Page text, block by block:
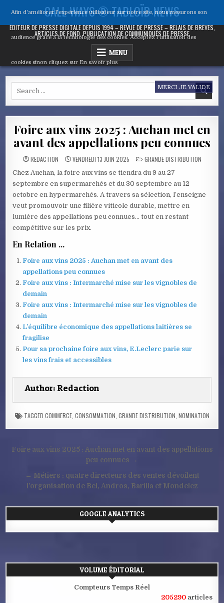
content
CALL WAYS ® TABLOÏD NEWS
ÉDITEUR DE PRESSE DIGITALE DEPUIS 1994 – REVUE DE PRESSE – RELAIS DE BRÈVES,
ARTICLES DE FOND, PUBLICATION DE COMMUNIQUÉS DE PRESSE
MENU
Foire aux vins 2025 : Auchan met en
avant des appellations peu connues
REDACTION VENDREDI 13 JUIN 2025 POSTED
IN
GRANDE DISTRIBUTION
Chez Auchan, la foire aux vins se tiendra du 9 au 27
septembre en supermarchés et du 30 septembre au 12
octobre en hypermarchés. A travers sa sélection, l’enseigne
veut promouvoir une filière viticole durable, mettre en
lumière des appellations peu connues… tout en restant
compétitive sur les prix.
En Relation ...
Foire aux vins 2025 : Auchan met en avant des
appellations peu connues
Foire aux vins : Intermarché mise sur les vignobles de
demain
Foire aux vins : Intermarché mise sur les vignobles de
demain
L’équilibre économique des appellations laitières se
fragilise
Pour sa prochaine foire aux vins, E.Leclerc parie sur
les vins frais et accessibles
Author: Redaction
TAGGED COMMERCE, CONSOMMATION GRANDE DISTRIBUTION NOMINATION
Navigation
l’article
Foire aux vins 2025 : Auchan met en avant des appellations
peu connues →
← Métiers : quatre directeurs des ventes dévoilent
l’organisation de Bel, Andros, Barilla et Mondelez
GOOGLE ANALYTICS
VOLUME ÉDITORIAL
Compteurs Temps Réel
205290 articles
Afin d'améliorer l’expérience utilisateur sur notre site, nous mesurons son
audience grâce à la technologie des cookies. Acceptez l’utilisation des
cookies sinon cliquez sur En savoir plus
MERCI JE VALIDE